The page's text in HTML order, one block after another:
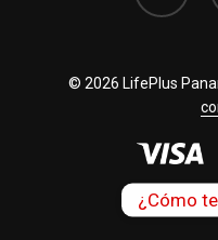
© 2026 LifePlus
¿Cómo